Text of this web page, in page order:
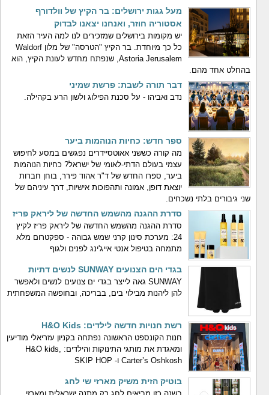
מעל גגות ירושלים: בר הקיץ של וולדורף
אסטוריה חוזר, ואנחנו יצאנו לבדוק
יש מקומות בירושלים שמזכירים לנו למה העיר הזאת
כל כך מיוחדת. בר הקיץ "הטרסה" של מלון Waldorf
Astoria Jerusalem, שנפתח מחדש לעונת הקיץ, הוא
בהחלט אחד מהם.
דבר תורה לשבת: פרשת שמיני
נדב ואביהו - על סכנת הפילוג ולשון הרע בקהילה.
ספר חדש: כחיות הנוהמות ביער
מה קורה כששני אאוטסיידרים נפגשים במסע לחיפוש
עצמי בעולם הדתי-לאומי של ישראל? כחיות הנוהמות
ביער, ספרו החדש של ד"ר אהוד פירר, בוחן חברות
יוצאת דופן, אמונה ותהפוכות אישיות, דרך עיניהם של
שני גיבורים בלתי נשכחים.
סדרת ההגנה מהשמש החדשה של ליראק פריז
סדרת ההגנה מהשמש החדשה של ליראק פריז לקיץ
24: מערכת סינון קרני שמש גבוהה - ספקטרום מלא
מתמחה בטיפול אנטי אייג'ינג לפנים ולגוף
בגדי הים הצנועים SUNWAY לנשים דתיות
SUNWAY גאה לייצר בגדי ים צנועים לנשים ולאפשר
להן ליהנות מבילוי בים, בבריכה, ובחופשה המשפחתית
רשת חנויות חדשה לילדים: H&O Kids
חנות הקונספט הראשונה נפתחה בקניון עזריאלי מודיעין
ומאגדת את מותגי התינוקות והילדים: H&O kids,
Carter’s Oshkosh ו- SKIP HOP
בוטיק הזית משיק מארזי שי לחג